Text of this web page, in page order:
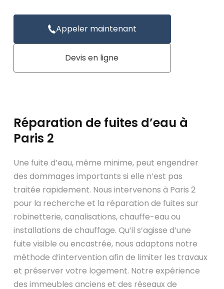
Appeler maintenant
Devis en ligne
Réparation de fuites d’eau à
Paris 2
Une fuite d’eau, même minime, peut engendrer
des dommages importants si elle n’est pas
traitée rapidement. Nous intervenons à Paris 2
pour la recherche et la réparation de fuites sur
robinetterie, canalisations, chauffe-eau ou
installations de chauffage. Qu’il s’agisse d’une
fuite visible ou encastrée, nous adaptons notre
méthode d’intervention afin de limiter les travaux
et préserver votre logement. Notre expérience
des immeubles anciens et des réseaux de